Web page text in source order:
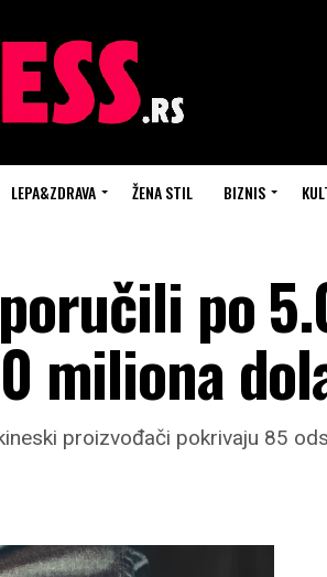
LEPA&ZDRAVA ŽENA STIL BIZNIS
po
miliona
proizvođači pokrivaju 85